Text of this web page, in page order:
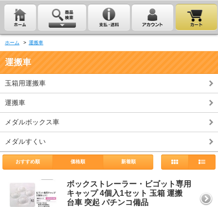
ホーム > 運搬車
運搬車
玉箱用運搬車
運搬車
メダルボックス車
メダルすくい
おすすめ順 価格順 新着順
ボックストレーラー・ビゴット専用
キャップ 4個入1セット 玉箱 運搬
台車 突起 パチンコ備品